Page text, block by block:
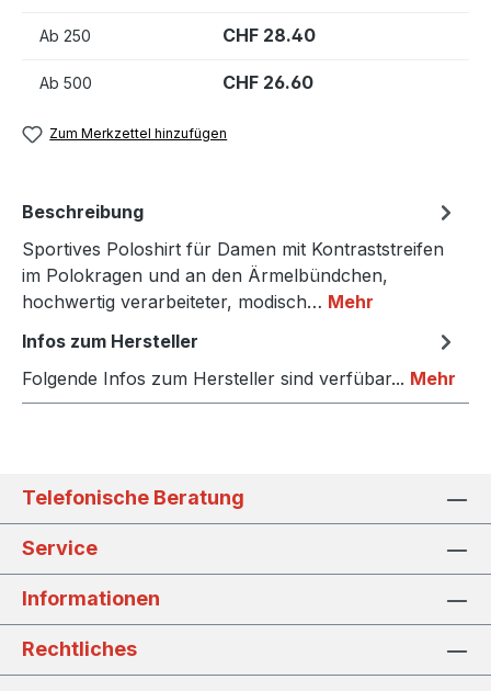
Ab 250 CHF 28.40
Ab 500 CHF 26.60
Zum Merkzettel hinzufügen
Beschreibung
Sportives Poloshirt für Damen mit Kontraststreifen
im Polokragen und an den Ärmelbündchen,
hochwertig verarbeiteter, modisch… Mehr
Infos zum Hersteller
Folgende Infos zum Hersteller sind verfübar... Mehr
Telefonische Beratung
Service
Informationen
Rechtliches